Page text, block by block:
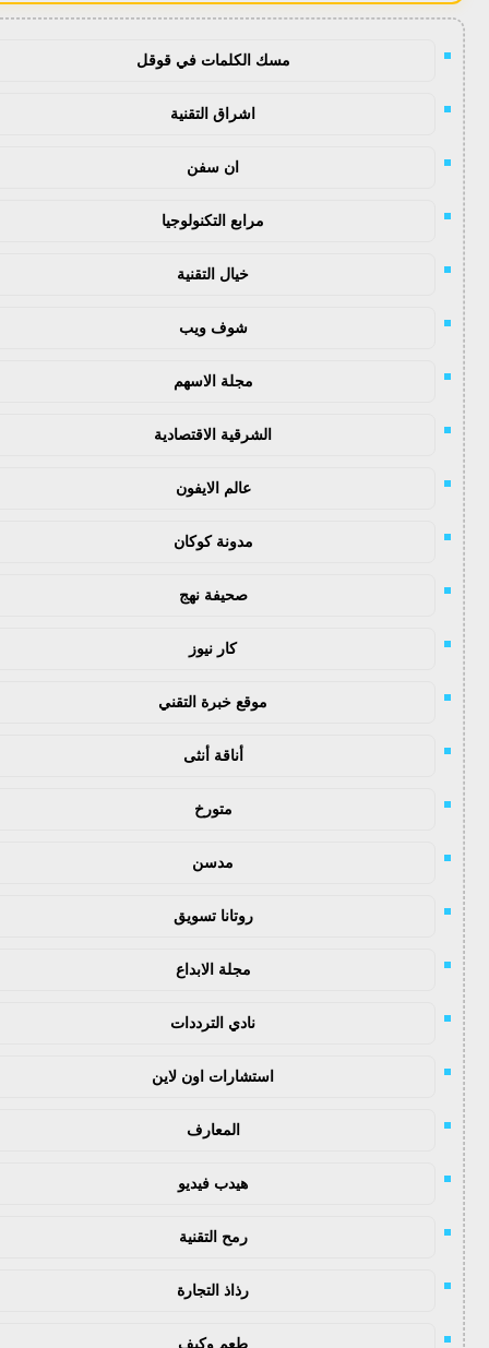
مسك الكلمات في قوقل
اشراق التقنية
ان سفن
مرابع التكنولوجيا
خيال التقنية
شوف ويب
مجلة الاسهم
الشرقية الاقتصادية
عالم الايفون
مدونة كوكان
صحيفة نهج
كار نيوز
موقع خبرة التقني
أناقة أنثى
متورخ
مدسن
روتانا تسويق
مجلة الابداع
نادي الترددات
استشارات اون لاين
المعارف
هيدب فيديو
رمح التقنية
رذاذ التجارة
طعم وكيف